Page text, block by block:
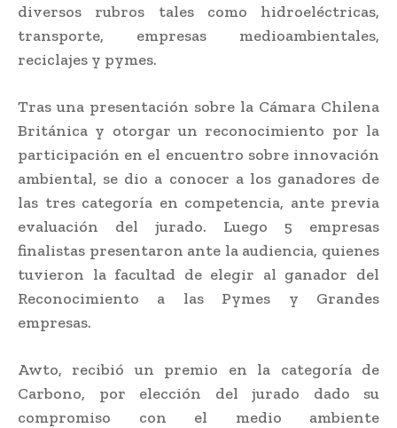
diversos rubros tales como hidroeléctricas,
transporte, empresas medioambientales,
reciclajes y pymes.
Tras una presentación sobre la Cámara Chilena
Británica y otorgar un reconocimiento por la
participación en el encuentro sobre innovación
ambiental, se dio a conocer a los ganadores de
las tres categoría en competencia, ante previa
evaluación del jurado. Luego 5 empresas
finalistas presentaron ante la audiencia, quienes
tuvieron la facultad de elegir al ganador del
Reconocimiento a las Pymes y Grandes
empresas.
Awto, recibió un premio en la categoría de
Carbono, por elección del jurado dado su
compromiso con el medio ambiente